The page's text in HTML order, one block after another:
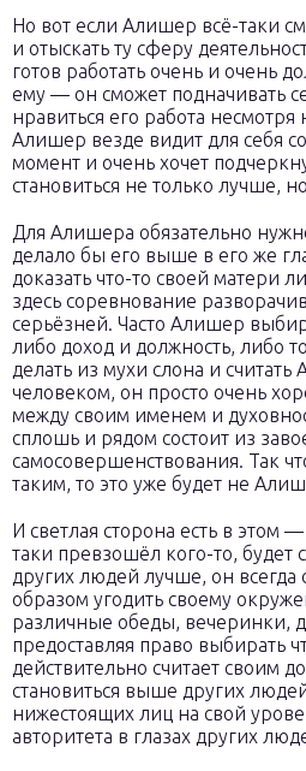
Но вот если Алишер всё-таки
и отыскать ту сферу
готов работать очень и очень
ему — он сможет подначивать
нравиться его работа
Алишер везде видит для себя
момент и очень хочет
становиться не только лучше,
Для Алишера обязательно
делало бы его выше в его же
доказать что-то своей матери
здесь соревнование
серьёзней. Часто Алишер
либо доход и должность, либо
делать из мухи слона и
человеком, он просто очень
между своим именем и
сплошь и рядом состоит из
самосовершенствования. Так
таким, то это уже будет не
И светлая сторона есть в этом
таки превзошёл кого-то, будет
других людей лучше, он всегда
образом угодить своему
различные обеды, вечеринки,
предоставляя право выбирать
действительно считает своим
становиться выше других
нижестоящих лиц на свой
авторитета в глазах других